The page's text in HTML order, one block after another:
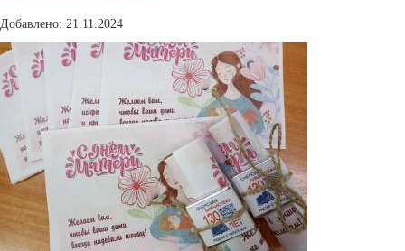
Добавлено: 21.11.2024